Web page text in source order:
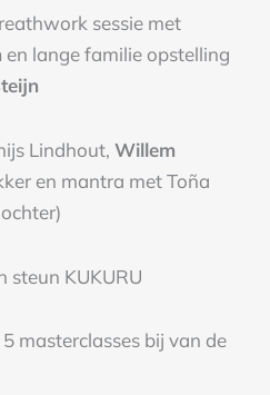
sessie met
en lange familie opstelling
Lindhout, Willem
en mantra met Toña
steun KUKURU
masterclasses bij van de